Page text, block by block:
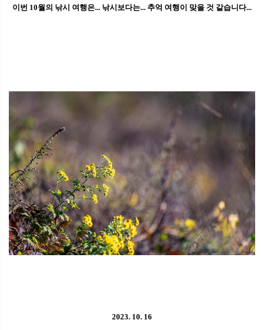
이번 10월의 낚시 여행은... 낚시보다는... 추억 여행이 맞을 것 같습니다...
2023. 10. 16